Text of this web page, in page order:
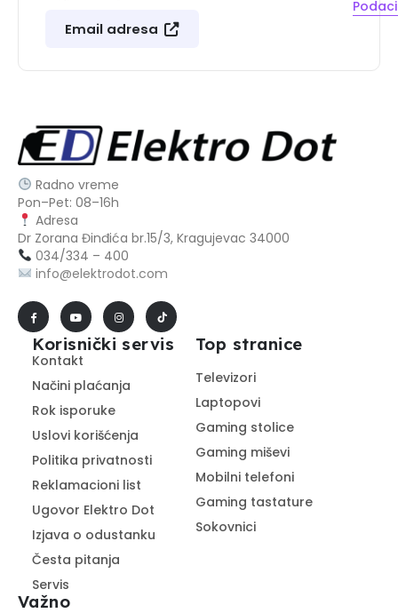
Email adresa
Radno vreme
Pon–Pet: 08–16h
Adresa
Dr Zorana Đinđića br.15/3, Kragujevac 34000
034/334 – 400
info@elektrodot.com
Korisnički servis
Kontakt
Načini plaćanja
Rok isporuke
Uslovi korišćenja
Politika privatnosti
Reklamacioni list
Ugovor Elektro Dot
Izjava o odustanku
Česta pitanja
Servis
Top stranice
Televizori
Laptopovi
Gaming stolice
Gaming miševi
Mobilni telefoni
Gaming tastature
Sokovnici
Važno